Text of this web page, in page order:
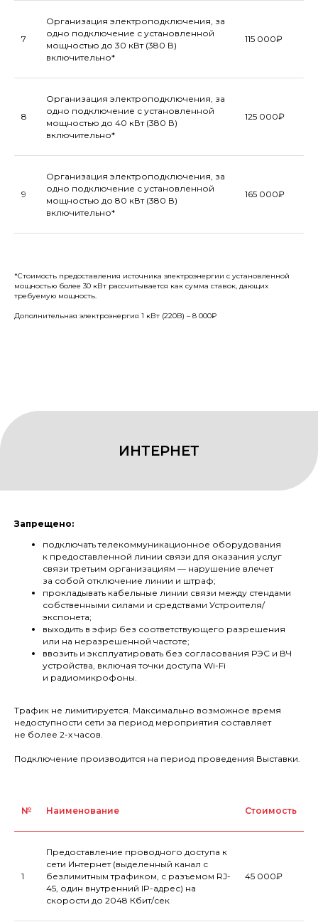
7
Организация электроподключения, за
одно подключение с установленной
мощностью до 30 кВт (380 В)
включительно*
115 000₽
8
Организация электроподключения, за
одно подключение с установленной
мощностью до 40 кВт (380 В)
включительно*
125 000₽
9
Организация электроподключения, за
одно подключение с установленной
мощностью до 80 кВт (380 В)
включительно*
165 000₽
*Стоимость предоставления и сточника электроэнергии с установленной
мощностью более 30 кВт рассчитывается как сумма ставок, дающих
требуемую мощность.
Дополнительная электроэнергия 1 кВт (220В) – 8 000₽
Запрещено:
подключать телекоммуникационное оборудования
к предоставленной линии связи для оказания услуг
связи третьим организациям — нарушение влечет
за собой отключение линии и штраф;
прокладывать кабельные линии связи между стендами
собственными силами и средствами Устроителя/
экспонета;
выходить в эфир без соответствующего разрешения
или на неразрешенной частоте;
ввозить и эксплуатировать без согласования РЭС и ВЧ
устройства, включая точки доступа Wi-Fi
и радиомикрофоны.
Трафик не лимитируется. Максимально возможное время
недоступности сети за период мероприятия составляет
не более 2-х часов.
Подключение производится на период проведения Выставки.
№ Наименование Стоимость
1
Предоставление проводного доступа к
сети Интернет (выделенный канал с
безлимитным трафиком, с разъемом RJ-
45, один внутренний IP-адрес) на
скорости до 2048 Кбит/сек
45 000₽